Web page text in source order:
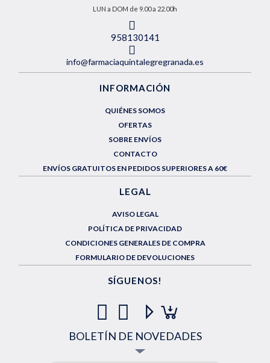
LUN a DOM de 9.00 a 22.00h
958130141
info@farmaciaquintalegregranada.es
INFORMACIÓN
QUIÉNES SOMOS
OFERTAS
SOBRE ENVÍOS
CONTACTO
ENVÍOS GRATUITOS EN PEDIDOS SUPERIORES A 60€
LEGAL
AVISO LEGAL
POLÍTICA DE PRIVACIDAD
CONDICIONES GENERALES DE COMPRA
FORMULARIO DE DEVOLUCIONES
SÍGUENOS!
BOLETÍN DE NOVEDADES